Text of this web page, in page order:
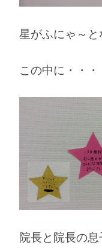
星がふにゃ～
この中に・・・
院長と院長の